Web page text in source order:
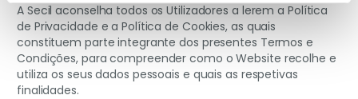
A Secil aconselha todos os Utilizadores a lerem a Política
de Privacidade e a Política de Cookies, as quais
constituem parte integrante dos presentes Termos e
Condições, para compreender como o Website recolhe e
utiliza os seus dados pessoais e quais as respetivas
finalidades.